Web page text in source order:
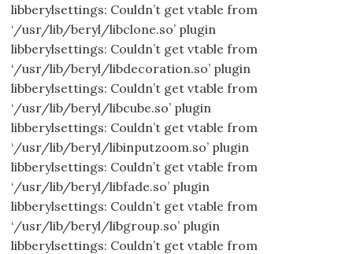
libberylsettings: Couldn’t get vtable from
‘/usr/lib/beryl/libclone.so’ plugin
libberylsettings: Couldn’t get vtable from
‘/usr/lib/beryl/libdecoration.so’ plugin
libberylsettings: Couldn’t get vtable from
‘/usr/lib/beryl/libcube.so’ plugin
libberylsettings: Couldn’t get vtable from
‘/usr/lib/beryl/libinputzoom.so’ plugin
libberylsettings: Couldn’t get vtable from
‘/usr/lib/beryl/libfade.so’ plugin
libberylsettings: Couldn’t get vtable from
‘/usr/lib/beryl/libgroup.so’ plugin
libberylsettings: Couldn’t get vtable from